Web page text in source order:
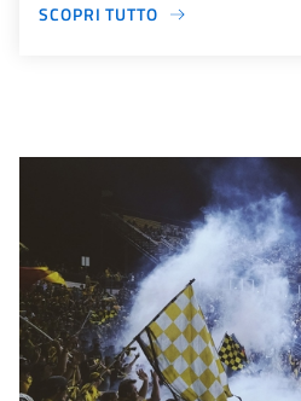
SCOPRI TUTTO